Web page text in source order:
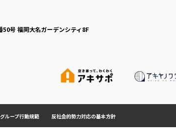
50号 福岡大名ガーデンシティ8F
ループ行動規範 反社会的勢力対応の基本方針